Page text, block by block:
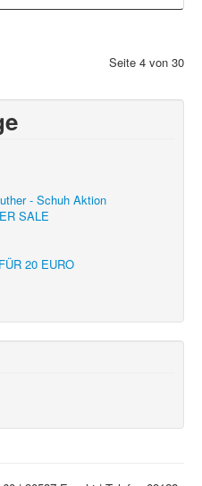
Seite 4 von 30
- Schuh Aktion
SALE
20 EURO